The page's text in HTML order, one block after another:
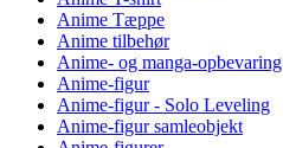
Anime Tæppe
Anime tilbehør
Anime- og manga-opbevaring
Anime-figur
Anime-figur - Solo Leveling
Anime-figur samleobjekt